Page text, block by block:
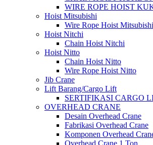
WIRE ROPE HOIST
Hoist Mitsubishi
Wire Rope Hoist Mitsubishi
Hoist Nitchi
Chain Hoist Nitchi
Hoist Nitto
Chain Hoist Nitto
Wire Rope Hoist Nitto
Jib Crane
Lift Barang/Cargo Lift
SERTIFIKASI CARGO
OVERHEAD CRANE
Desain Overhead Crane
Fabrikasi Overhead Crane
Komponen Overhead
Overhead Crane 1 Ton